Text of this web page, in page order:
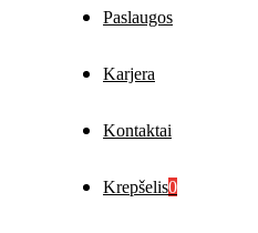
Paslaugos
Karjera
Kontaktai
Krepšelis0